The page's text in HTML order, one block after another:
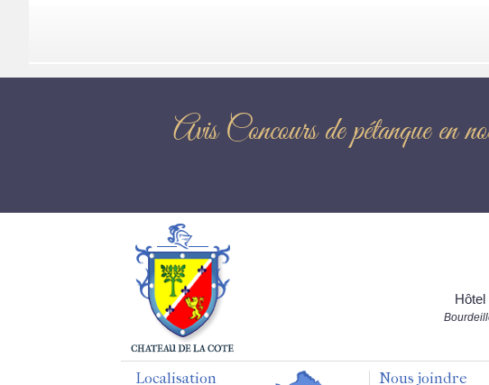
Avis Concours de
Localisation Nous joindre